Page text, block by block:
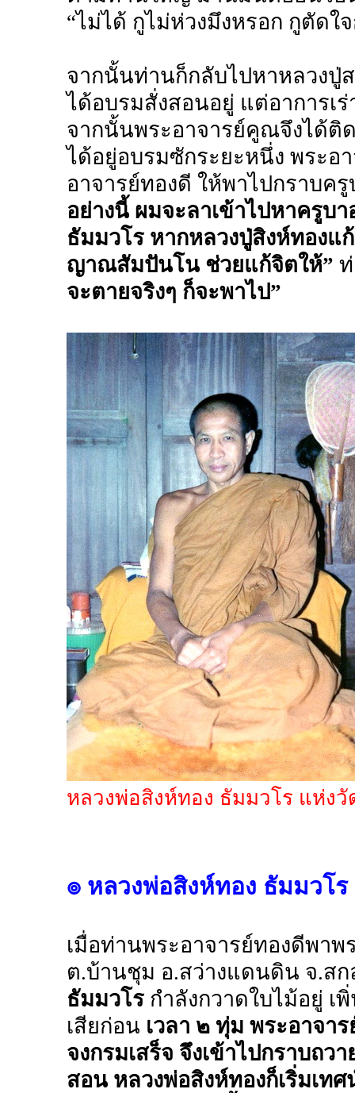
“ไม่ได้ กูไม่ห่วงมึงหรอก กูตัดใจ
จากนั้นท่านก็กลับไปหาหลวงปู่
ได้อบรมสั่งสอนอยู่ แต่อาการเ
จากนั้นพระอาจารย์คูณจึงได้ติ
ได้อยู่อบรมซักระยะหนึ่ง พระอ
อาจารย์ทองดี ให้พาไปกราบค
อย่างนี้ ผมจะลาเข้าไปหาครูบ
ธัมมวโร หากหลวงปู่สิงห์ทองแ
ญาณสัมปันโน ช่วยแก้จิตให้”
จะตายจริงๆ ก็จะพาไป”
หลวงพ่อสิงห์ทอง ธัมมวโร แห่ง
๏ หลวงพ่อสิงห์ทอง ธัมมวโร
เมื่อท่านพระอาจารย์ทองดีพา
ต.บ้านชุม อ.สว่างแดนดิน จ.ส
ธัมมวโรกำลังกวาดใบไม้อยู่ เ
เสียก่อน เวลา ๒ ทุ่ม พระอาจา
จงกรมเสร็จ จึงเข้าไปกราบถ
สอน หลวงพ่อสิงห์ทองก็เริ่มเท